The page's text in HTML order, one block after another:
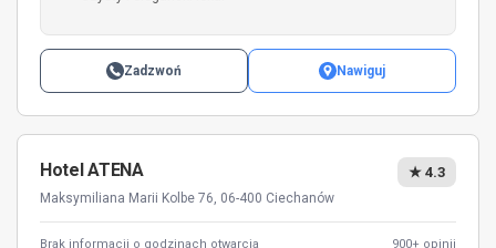
Zadzwoń Nawiguj
Hotel ATENA
Maksymiliana Marii Kolbe 76, 06-400 Ciechanów
★ 4.3
Brak informacji o godzinach otwarcia 900+ opinii